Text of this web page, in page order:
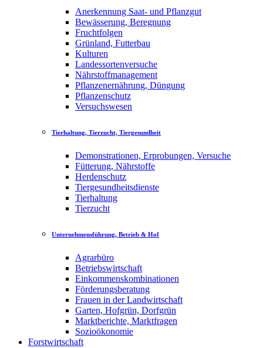
Anerkennung Saat- und Pflanzgut
Bewässerung, Beregnung
Fruchtfolgen
Grünland, Futterbau
Kulturen
Landessortenversuche
Nährstoffmanagement
Pflanzenernährung, Düngung
Pflanzenschutz
Versuchswesen
Tierhaltung, Tierzucht, Tiergesundheit
Demonstrationen, Erprobungen, Versuche
Fütterung, Nährstoffe
Herdenschutz
Tiergesundheitsdienste
Tierhaltung
Tierzucht
Unternehmensführung, Betrieb & Hof
Agrarbüro
Betriebswirtschaft
Einkommenskombinationen
Förderungsberatung
Frauen in der Landwirtschaft
Garten, Hofgrün, Dorfgrün
Marktberichte, Marktfragen
Sozioökonomie
Forstwirtschaft